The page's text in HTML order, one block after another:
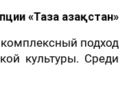
«Таза Қазақстан»
подход
культуры. Среди